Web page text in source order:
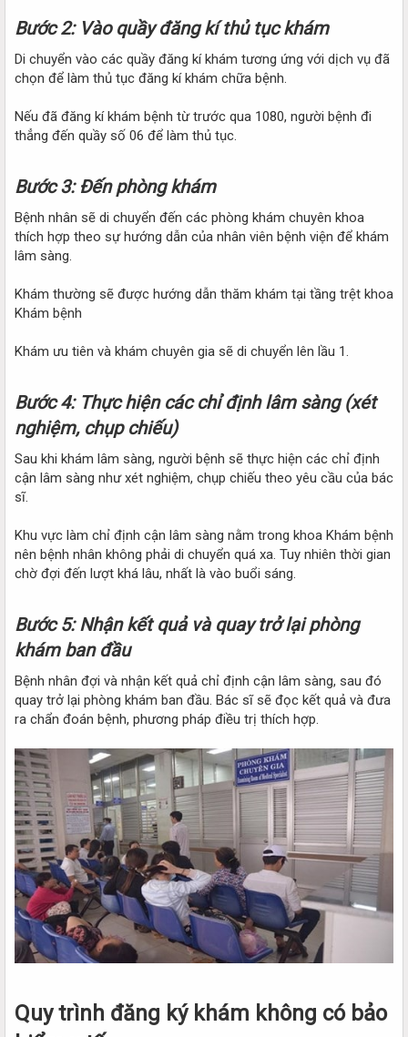
Bước 2: Vào quầy đăng kí thủ tục khám
Di chuyển vào các quầy đăng kí khám tương ứng với dịch vụ đã
chọn để làm thủ tục đăng kí khám chữa bệnh.
Nếu đã đăng kí khám bệnh từ trước qua 1080, người bệnh đi
thẳng đến quầy số 06 để làm thủ tục.
Bước 3: Đến phòng khám
Bệnh nhân sẽ di chuyển đến các phòng khám chuyên khoa
thích hợp theo sự hướng dẫn của nhân viên bệnh viện để khám
lâm sàng.
Khám thường sẽ được hướng dẫn thăm khám tại tầng trệt khoa
Khám bệnh
Khám ưu tiên và khám chuyên gia sẽ di chuyển lên lầu 1.
Bước 4: Thực hiện các chỉ định lâm sàng (xét
nghiệm, chụp chiếu)
Sau khi khám lâm sàng, người bệnh sẽ thực hiện các chỉ định
cận lâm sàng như xét nghiệm, chụp chiếu theo yêu cầu của bác
sĩ.
Khu vực làm chỉ định cận lâm sàng nằm trong khoa Khám bệnh
nên bệnh nhân không phải di chuyển quá xa. Tuy nhiên thời gian
chờ đợi đến lượt khá lâu, nhất là vào buổi sáng.
Bước 5: Nhận kết quả và quay trở lại phòng
khám ban đầu
Bệnh nhân đợi và nhận kết quả chỉ định cận lâm sàng, sau đó
quay trở lại phòng khám ban đầu. Bác sĩ sẽ đọc kết quả và đưa
ra chẩn đoán bệnh, phương pháp điều trị thích hợp.
Quy trình đăng ký khám không có bảo